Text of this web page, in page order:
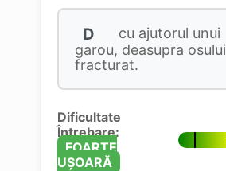
D
cu ajutorul unui
garou, deasupra osului
fracturat.
Dificultate
Întrebare:
FOARTE
UȘOARĂ